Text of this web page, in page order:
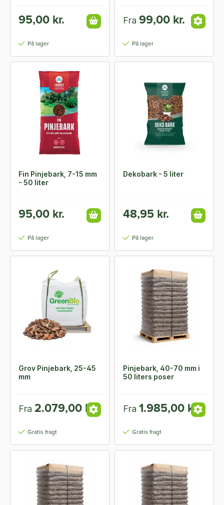
95,00 kr.
På lager
Fra 99,00 kr.
På lager
Fin Pinjebark, 7-15 mm
- 50 liter
95,00 kr.
På lager
Dekobark - 5 liter
48,95 kr.
På lager
Grov Pinjebark, 25-45
mm
Fra 2.079,00 kr.
Gratis fragt
Pinjebark, 40-70 mm i
50 liters poser
Fra 1.985,00 kr.
Gratis fragt